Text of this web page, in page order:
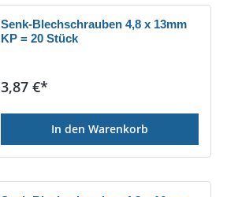
Senk-Blechschrauben 4,8 x 13mm
KP = 20 Stück
Regulärer Preis:
3,87 €*
In den Warenkorb